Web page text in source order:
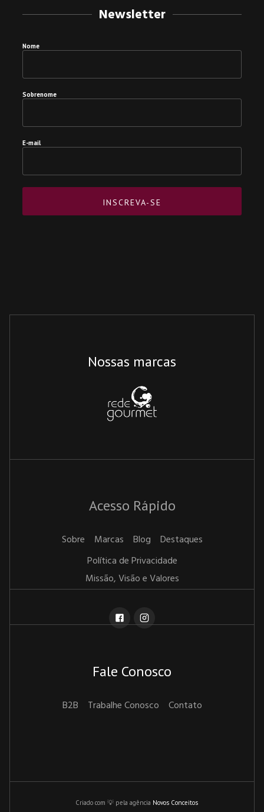
Newsletter
Nome
Sobrenome
E-mail
Nossas marcas
Acesso Rápido
Sobre Marcas Blog
Destaques
Política de Privacidade
Missão, Visão e Valores
Fale Conosco
B2B Trabalhe Conosco Contato
Criado com 💡 pela agência Novos Conceitos